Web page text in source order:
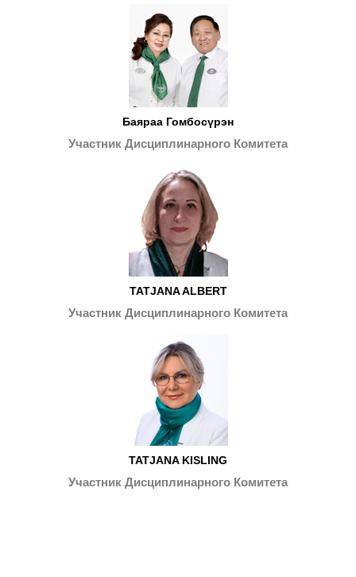
Баяраа Гомбосүрэн
Участник Дисциплинарного Комитета
TATJANA ALBERT
Участник Дисциплинарного Комитета
TATJANA KISLING
Участник Дисциплинарного Комитета